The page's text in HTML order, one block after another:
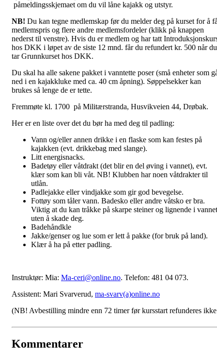
påmeldingsskjemaet om du vil låne kajakk og utstyr.
NB! Du kan tegne medlemskap før du melder deg på kurset for å
medlemspris og flere andre medlemsfordeler (klikk på knappen
nederst til venstre). Hvis du er medlem og har tatt
hos DKK i løpet av de siste 12 mnd. får du refundert kr. 500 når du
tar Grunnkurset hos DKK.
Du skal ha alle sakene pakket i vanntette poser (små enheter som
ned i en kajakkluke med ca. 40 cm åpning). Søppelsekker kan
brukes så lenge de er tette.
Fremmøte kl. 1700 på Militærstranda, Husvikveien 44, Drøbak.
Her er en liste over det du bør ha med deg til padling:
Vann og/eller annen drikke i en flaske som kan festes på
kajakken (evt. drikkebag med slange).
Litt energisnacks.
Badetøy eller våtdrakt (det blir en del øving i vannet), evt.
klær som kan bli våt. NB! Klubben har noen våtdrakter til
utlån.
Padlejakke eller vindjakke som gir god bevegelse.
Fottøy som tåler vann. Badesko eller andre våtsko er bra.
Viktig at du kan tråkke på skarpe steiner og lignende i vannet
uten å skade deg.
Badehåndkle
Jakke/genser og lue som er lett å pakke (for bruk på land).
Klær å ha på etter padling.
Instruktør: Mia: Ma-ceri@online.no. Telefon: 481 04 073.
Assistent: Mari Svarverud, ma-svarv(a)online.no
(NB! Avbestilling mindre enn 72 timer før kursstart refunderes
Kommentarer